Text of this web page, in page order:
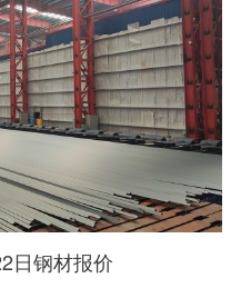
日钢材报价